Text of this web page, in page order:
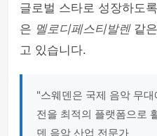
글로벌 스타로 성장하도
은 멜로디페스티발렌같
고 있습니다.
"스웨덴은 국제 음악 무
전을 최적의 플랫폼으로
덴 음악 산업 전문가